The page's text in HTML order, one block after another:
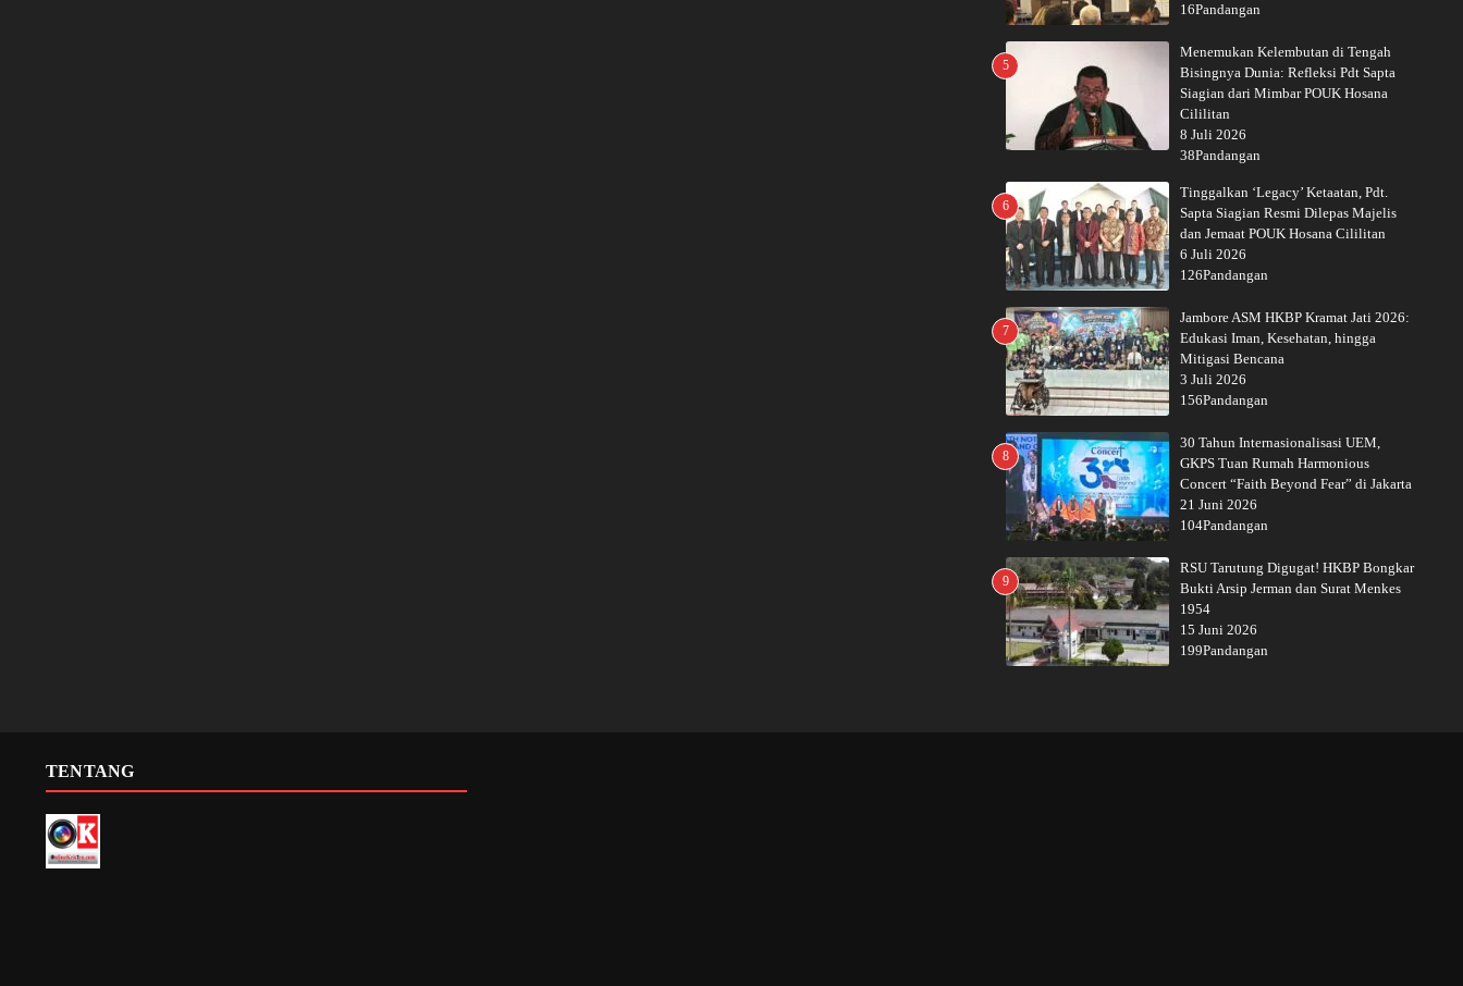
16Pandangan
5
Menemukan Kelembutan di Tengah
Bisingnya Dunia: Refleksi Pdt Sapta
Siagian dari Mimbar POUK Hosana
Cililitan
8 Juli 2026
38Pandangan
6
Tinggalkan ‘Legacy’ Ketaatan, Pdt.
Sapta Siagian Resmi Dilepas Majelis
dan Jemaat POUK Hosana Cililitan
6 Juli 2026
126Pandangan
7
Jambore ASM HKBP Kramat Jati 2026:
Edukasi Iman, Kesehatan, hingga
Mitigasi Bencana
3 Juli 2026
156Pandangan
8
30 Tahun Internasionalisasi UEM,
GKPS Tuan Rumah Harmonious
Concert “Faith Beyond Fear” di Jakarta
21 Juni 2026
104Pandangan
9
RSU Tarutung Digugat! HKBP Bongkar
Bukti Arsip Jerman dan Surat Menkes
1954
15 Juni 2026
199Pandangan
TENTANG